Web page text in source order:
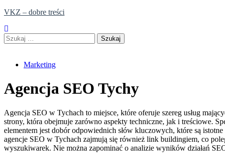
Skip
content
VKZ – dobre treści
Szukaj:
Marketing
Agencja SEO Tychy
Agencja SEO w Tychach to miejsce, które oferuje szereg usług
strony, która obejmuje zarówno aspekty techniczne, jak i treściowe.
elementem jest dobór odpowiednich słów kluczowych, które są
agencje SEO w Tychach zajmują się również link buildingiem, co
wyszukiwarek. Nie można zapominać o analizie wyników działań